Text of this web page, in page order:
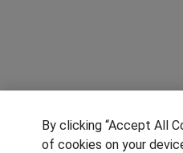
By clicking “Accept All
of cookies on your